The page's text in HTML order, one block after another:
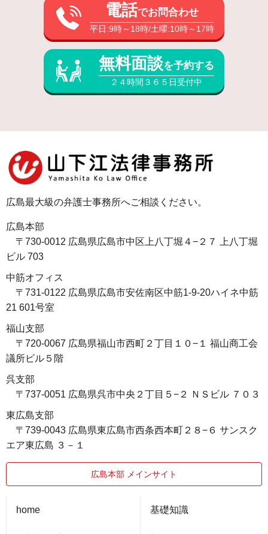
電話でお問合わせ
平日:9時～18時/土曜:10時～17時
無料面談を予約する
２４時間３６５日受付中
広島最大級の弁護士事務所へご相談ください。
広島本部
〒730-0012 広島県広島市中区上八丁堀４−２７ 上八丁堀
ビル 703
中筋オフィス
〒731-0122 広島県広島市安佐南区中筋1-9-20ハイネ中筋
21 601号室
福山支部
〒720-0067 広島県福山市西町２丁目１０−１ 福山商工会
議所ビル５階
呉支部
〒737-0051 広島県呉市中央２丁目５−２ ＮＳビル ７０３
東広島支部
〒739-0043 広島県東広島市西条西本町２８−６ サンスク
エア東広島 ３－１
広島本部 メインサイト
home 基礎知識